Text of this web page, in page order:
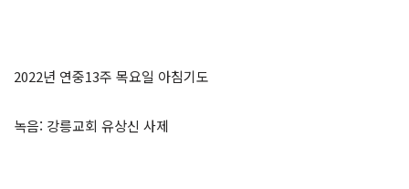
2022년 연중13주 목요일 아침기도
녹음: 강릉교회 유상신 사제